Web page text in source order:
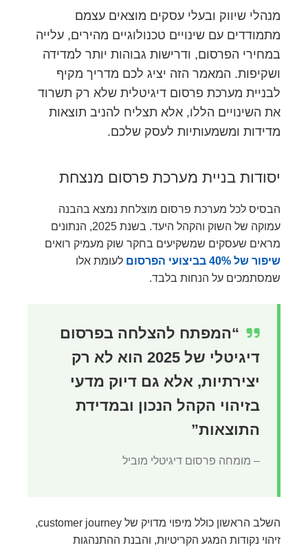
מנהלי שיווק ובעלי עסקים מוצאים עצמם
מתמודדים עם שינויים טכנולוגיים מהירים, עלייה
במחירי הפרסום, ודרישות גבוהות יותר למדידה
ושקיפות. המאמר הזה יציג לכם מדריך מקיף
לבניית מערכת פרסום דיגיטלית שלא רק תשרוד
את השינויים הללו, אלא תצליח להניב תוצאות
מדידות ומשמעותיות לעסק שלכם.
יסודות בניית מערכת פרסום מנצחת
הבסיס לכל מערכת פרסום מוצלחת נמצא בהבנה
עמוקה של השוק והקהל היעד. בשנת 2025, הנתונים
מראים שעסקים שמשקיעים בחקר שוק מעמיק רואים
שיפור של 40% בביצועי הפרסום
לעומת אלו
שמסתמכים על הנחות בלבד.
“המפתח להצלחה בפרסום
דיגיטלי של 2025 הוא לא רק
יצירתיות, אלא גם דיוק מדעי
בזיהוי הקהל הנכון ובמדידת
התוצאות”
– מומחה פרסום דיגיטלי מוביל
השלב הראשון כולל מיפוי מדויק של customer journey,
זיהוי נקודות המגע הקריטיות, והבנת ההתנהגות